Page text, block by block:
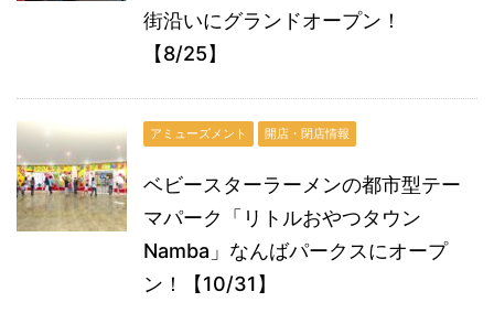
街沿いにグランドオープン！
【8/25】
アミューズメント 開店・閉店情報
ベビースターラーメンの都市型テー
マパーク「リトルおやつタウン
Namba」なんばパークスにオープ
ン！【10/31】